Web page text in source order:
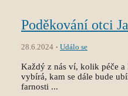
Poděkování otci
28.6.2024 Událo se
Každý z nás ví, kolik péče
vybírá, kam se dále bude
farnosti ...